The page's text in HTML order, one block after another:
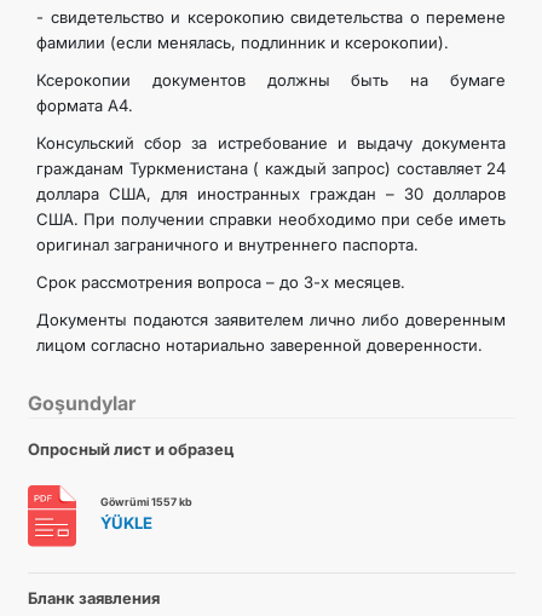
- свидетельство и ксерокопию свидетельства о перемене
фамилии (если менялась, подлинник и ксерокопии).
Ксерокопии документов должны быть на бумаге
формата А4.
Консульский сбор за истребование и выдачу документа
гражданам Туркменистана ( каждый запрос) составляет 24
доллара США, для иностранных граждан – 30 долларов
США. При получении справки необходимо при себе иметь
оригинал заграничного и внутреннего паспорта.
Срок рассмотрения вопроса – до 3-х месяцев.
Документы подаются заявителем лично либо доверенным
лицом согласно нотариально заверенной доверенности.
Goşundylar
Опросный лист и образец
Göwrümi 1557 kb
ÝÜKLE
Бланк заявления